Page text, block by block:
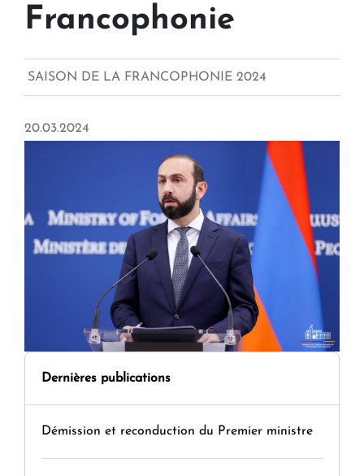
Francophonie
SAISON DE LA FRANCOPHONIE 2024
20.03.2024
Dernières publications
Démission et reconduction du Premier ministre